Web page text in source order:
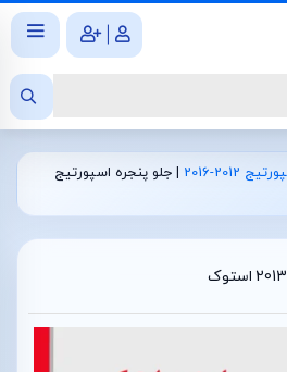
|
2012-2016
| جلو پنجره اسپورتیج